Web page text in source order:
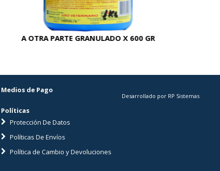
A OTRA PARTE GRANULADO X 600 GR
Medios de Pago
Políticas
Protección De Datos
Políticas De Envíos
Política de Cambio y Devoluciones
Desarrollado por RP Sistemas